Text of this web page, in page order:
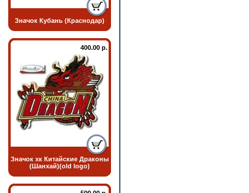
Значок Кубань (Краснодар)
400.00 р.
Значок хк Китайские Драконы
(Шанхай)(old logo)